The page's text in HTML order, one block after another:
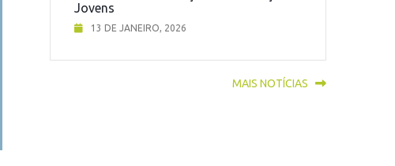
Jovens
13 DE JANEIRO, 2026
MAIS NOTÍCIAS